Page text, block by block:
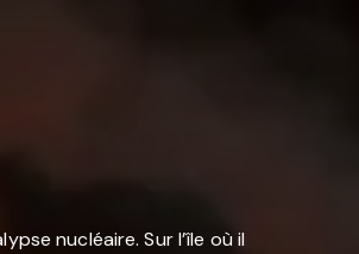
nucléaire. Sur l’île où il